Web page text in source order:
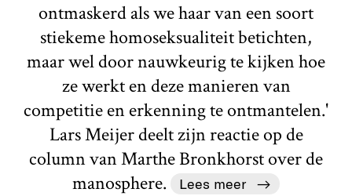
ontmaskerd als we haar van een soort
stiekeme homoseksualiteit betichten,
maar wel door nauwkeurig te kijken hoe
ze werkt en deze manieren van
competitie en erkenning te ontmantelen.'
Lars Meijer deelt zijn reactie op de
column van Marthe Bronkhorst over de
manosphere.
Lees meer